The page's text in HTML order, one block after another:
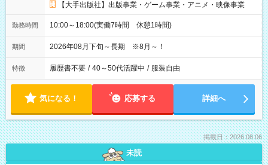
【大手出版社】出版事業・ゲーム事業・アニメ・映像事業
勤務時間 10:00～18:00(実働7時間 休憩1時間)
期間 2026年08月下旬～長期 ※8月～！
特徴 履歴書不要 / 40～50代活躍中 / 服装自由
気になる！ 応募する 詳細へ
掲載日：2026.08.06
未読